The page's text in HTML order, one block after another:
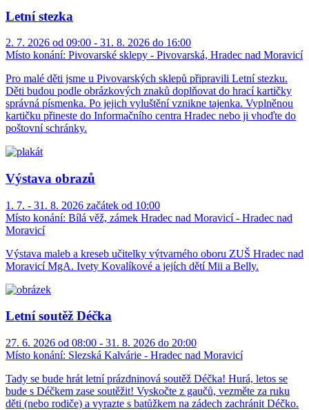
Letní stezka
2. 7. 2026 od 09:00 - 31. 8. 2026 do 16:00
Místo konání: Pivovarské sklepy - Pivovarská, Hradec nad Moravicí
Pro malé děti jsme u Pivovarských sklepů připravili Letní stezku.
Děti budou podle obrázkových znaků doplňovat do hrací kartičky
správná písmenka. Po jejich vyluštění vznikne tajenka. Vyplněnou
kartičku přineste do Informačního centra Hradec nebo ji vhoďte do
poštovní schránky.
Výstava obrazů
1. 7. - 31. 8. 2026 začátek od 10:00
Místo konání: Bílá věž, zámek Hradec nad Moravicí - Hradec nad
Moravicí
Výstava maleb a kreseb učitelky výtvarného oboru ZUŠ Hradec nad
Moravicí MgA. Ivety Kovalíkové a jejích dětí Mii a Belly.
Letní soutěž Déčka
27. 6. 2026 od 08:00 - 31. 8. 2026 do 20:00
Místo konání: Slezská Kalvárie - Hradec nad Moravicí
Tady se bude hrát letní prázdninová soutěž Déčka! Hurá, letos se
bude s Déčkem zase soutěžit! Vyskočte z gaučů, vezměte za ruku
děti (nebo rodiče) a vyrazte s batůžkem na zádech zachránit Déčko.